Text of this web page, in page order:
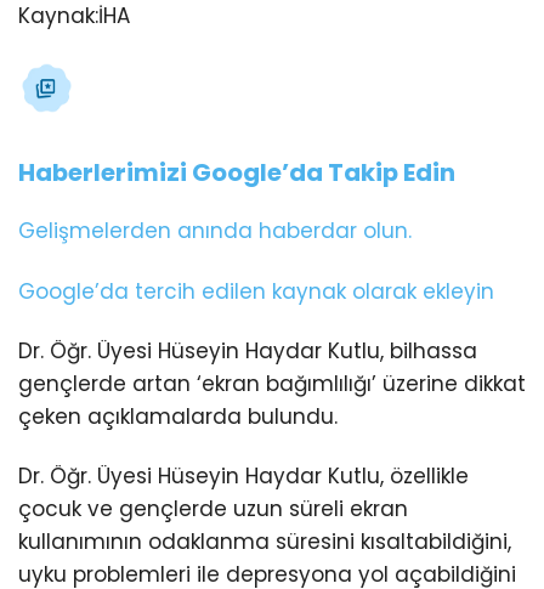
Kaynak:İHA
Haberlerimizi Google’da Takip Edin
Gelişmelerden anında haberdar olun.
Google’da tercih edilen kaynak olarak ekleyin
Dr. Öğr. Üyesi Hüseyin Haydar Kutlu, bilhassa
gençlerde artan ‘ekran bağımlılığı’ üzerine dikkat
çeken açıklamalarda bulundu.
Dr. Öğr. Üyesi Hüseyin Haydar Kutlu, özellikle
çocuk ve gençlerde uzun süreli ekran
kullanımının odaklanma süresini kısaltabildiğini,
uyku problemleri ile depresyona yol açabildiğini